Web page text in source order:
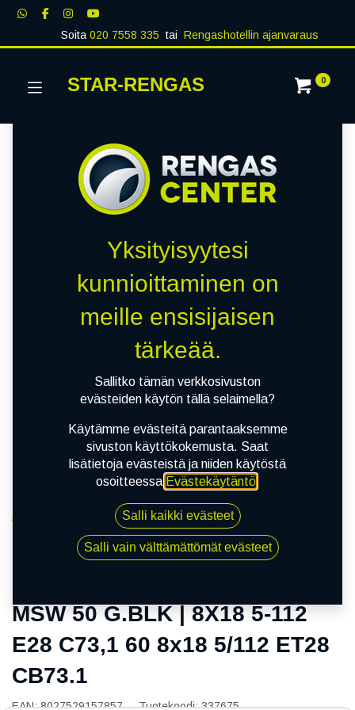
Soita020 7558 335 tai Rengashotellin ajanvaraus
STAR-RENGAS 0
MSW 50 G.BLK | 8X18 5-112 E28 C73,1 60 8x18 5/112
ET28 CB73.1
MSW 50 G.BLK | 8X18 5-112
E28 C73,1 60 8x18 5/112 ET28
CB73.1
EAN:8027529157857 Tuotekoodi:337675
Yksityisyytesi
kunnioittaminen on
meille ensisijaisen
tärkeää.
Sallitko tämän verkkosivuston
evästeiden käytön tällä selaimella?
Käytämme evästeitä parantaaksemme
sivuston käyttökokemusta. Saat
lisätietoja evästeistä ja niiden käytöstä
osoitteessa Evästekäytäntö.
Salli kaikki evästeet
Salli vain välttämättömät evästeet